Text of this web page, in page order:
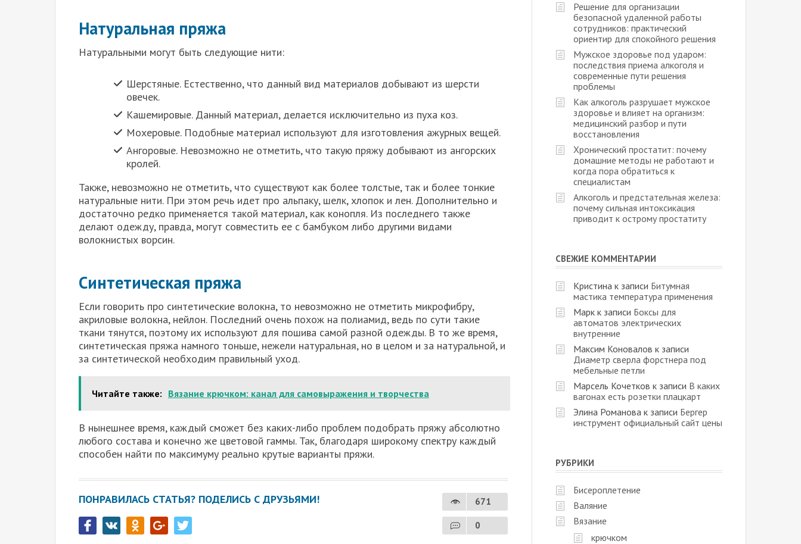
Натуральная пряжа
Натуральными могут быть следующие нити:
Шерстяные. Естественно, что данный вид материалов добывают из шерсти
овечек.
Кашемировые. Данный материал, делается исключительно из пуха коз.
Мохеровые. Подобные материал используют для изготовления ажурных вещей.
Ангоровые. Невозможно не отметить, что такую пряжу добывают из ангорских
кролей.
Также, невозможно не отметить, что существуют как более толстые, так и более тонкие
натуральные нити. При этом речь идет про альпаку, шелк, хлопок и лен. Дополнительно и
достаточно редко применяется такой материал, как конопля. Из последнего также
делают одежду, правда, могут совместить ее с бамбуком либо другими видами
волокнистых ворсин.
Синтетическая пряжа
Если говорить про синтетические волокна, то невозможно не отметить микрофибру,
акриловые волокна, нейлон. Последний очень похож на полиамид, ведь по сути такие
ткани тянутся, поэтому их используют для пошива самой разной одежды. В то же время,
синтетическая пряжа намного тоньше, нежели натуральная, но в целом и за натуральной, и
за синтетической необходим правильный уход.
Читайте также: Вязание крючком: канал для самовыражения и творчества
В нынешнее время, каждый сможет без каких-либо проблем подобрать пряжу абсолютно
любого состава и конечно же цветовой гаммы. Так, благодаря широкому спектру каждый
способен найти по максимуму реально крутые варианты пряжи.
ПОНРАВИЛАСЬ СТАТЬЯ? ПОДЕЛИСЬ С ДРУЗЬЯМИ! 671
0
Решение для организации
безопасной удаленной работы
сотрудников: практический
ориентир для спокойного решения
Мужское здоровье под ударом:
последствия приема алкоголя и
современные пути решения
проблемы
Как алкоголь разрушает мужское
здоровье и влияет на организм:
медицинский разбор и пути
восстановления
Хронический простатит: почему
домашние методы не работают и
когда пора обратиться к
специалистам
Алкоголь и предстательная железа:
почему сильная интоксикация
приводит к острому простатиту
СВЕЖИЕ КОММЕНТАРИИ
Кристина к записи Битумная
мастика температура применения
Марк к записи Боксы для
автоматов электрических
внутренние
Максим Коновалов к записи
Диаметр сверла форстнера под
мебельные петли
Марсель Кочетков к записи В каких
вагонах есть розетки плацкарт
Элина Романова к записи Бергер
инструмент официальный сайт цены
РУБРИКИ
Бисероплетение
Валяние
Вязание
крючком